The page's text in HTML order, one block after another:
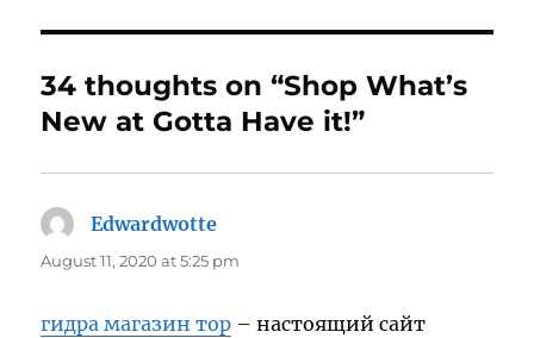
34 thoughts on “Shop What’s
New at Gotta Have it!”
Edwardwotte
August 11, 2020 at 5:25 pm
гидра магазин тор – настоящий сайт